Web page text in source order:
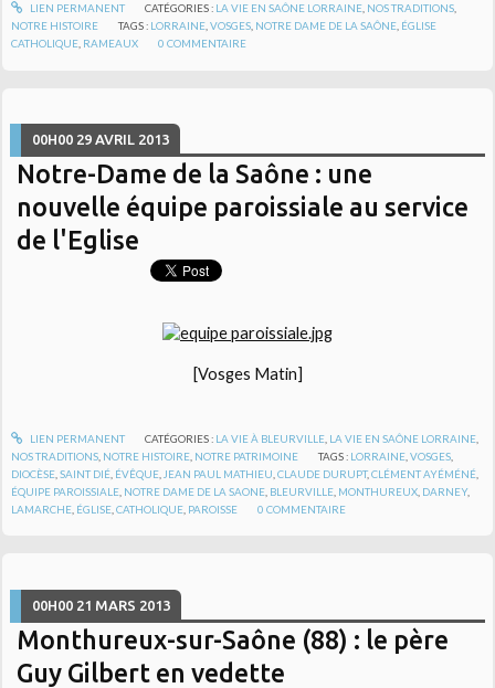
LIEN PERMANENT CATÉGORIES : LA VIE EN SAÔNE LORRAINE, NOS TRADITIONS,
NOTRE HISTOIRE
TAGS : LORRAINE ,VOSGES NOTRE DAME DE LA SAÔNE ÉGLISE
CATHOLIQUE RAMEAUX 0 COMMENTAIRE
00H00 29 AVRIL 2013
Notre-Dame de la Saône : une
nouvelle équipe paroissiale au service
de l'Eglise
[Vosges Matin]
LIEN PERMANENT CATÉGORIES : LA VIE À BLEURVILLE, LA VIE EN SAÔNE LORRAINE,
NOS TRADITIONS NOTRE HISTOIRE NOTRE PATRIMOINE TAGS : LORRAINE ,VOSGES
DIOCÈSE ,SAINT DIÉ ÉVÊQUE JEAN PAUL MATHIEU ,CLAUDE DURUPT,CLÉMENT AYÉMÉNÉ
ÉQUIPE PAROISSIALE NOTRE DAME DE LA SAONE BLEURVILLE MONTHUREUX DARNEY,
LAMARCHE ÉGLISE ,CATHOLIQUE PAROISSE 0 COMMENTAIRE
00H00 21 MARS 2013
Monthureux-sur-Saône (88) : le père
Guy Gilbert en vedette